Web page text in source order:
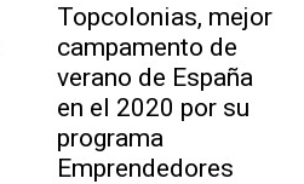
Topcolonias, mejor
campamento de
verano de España
en el 2020 por su
programa
Emprendedores